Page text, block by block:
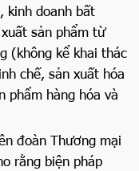
kinh doanh bất
sản phẩm từ
(không kể khai thác
chế, sản xuất hóa
phẩm hàng hóa và
đoàn Thương mại
rằng biện pháp